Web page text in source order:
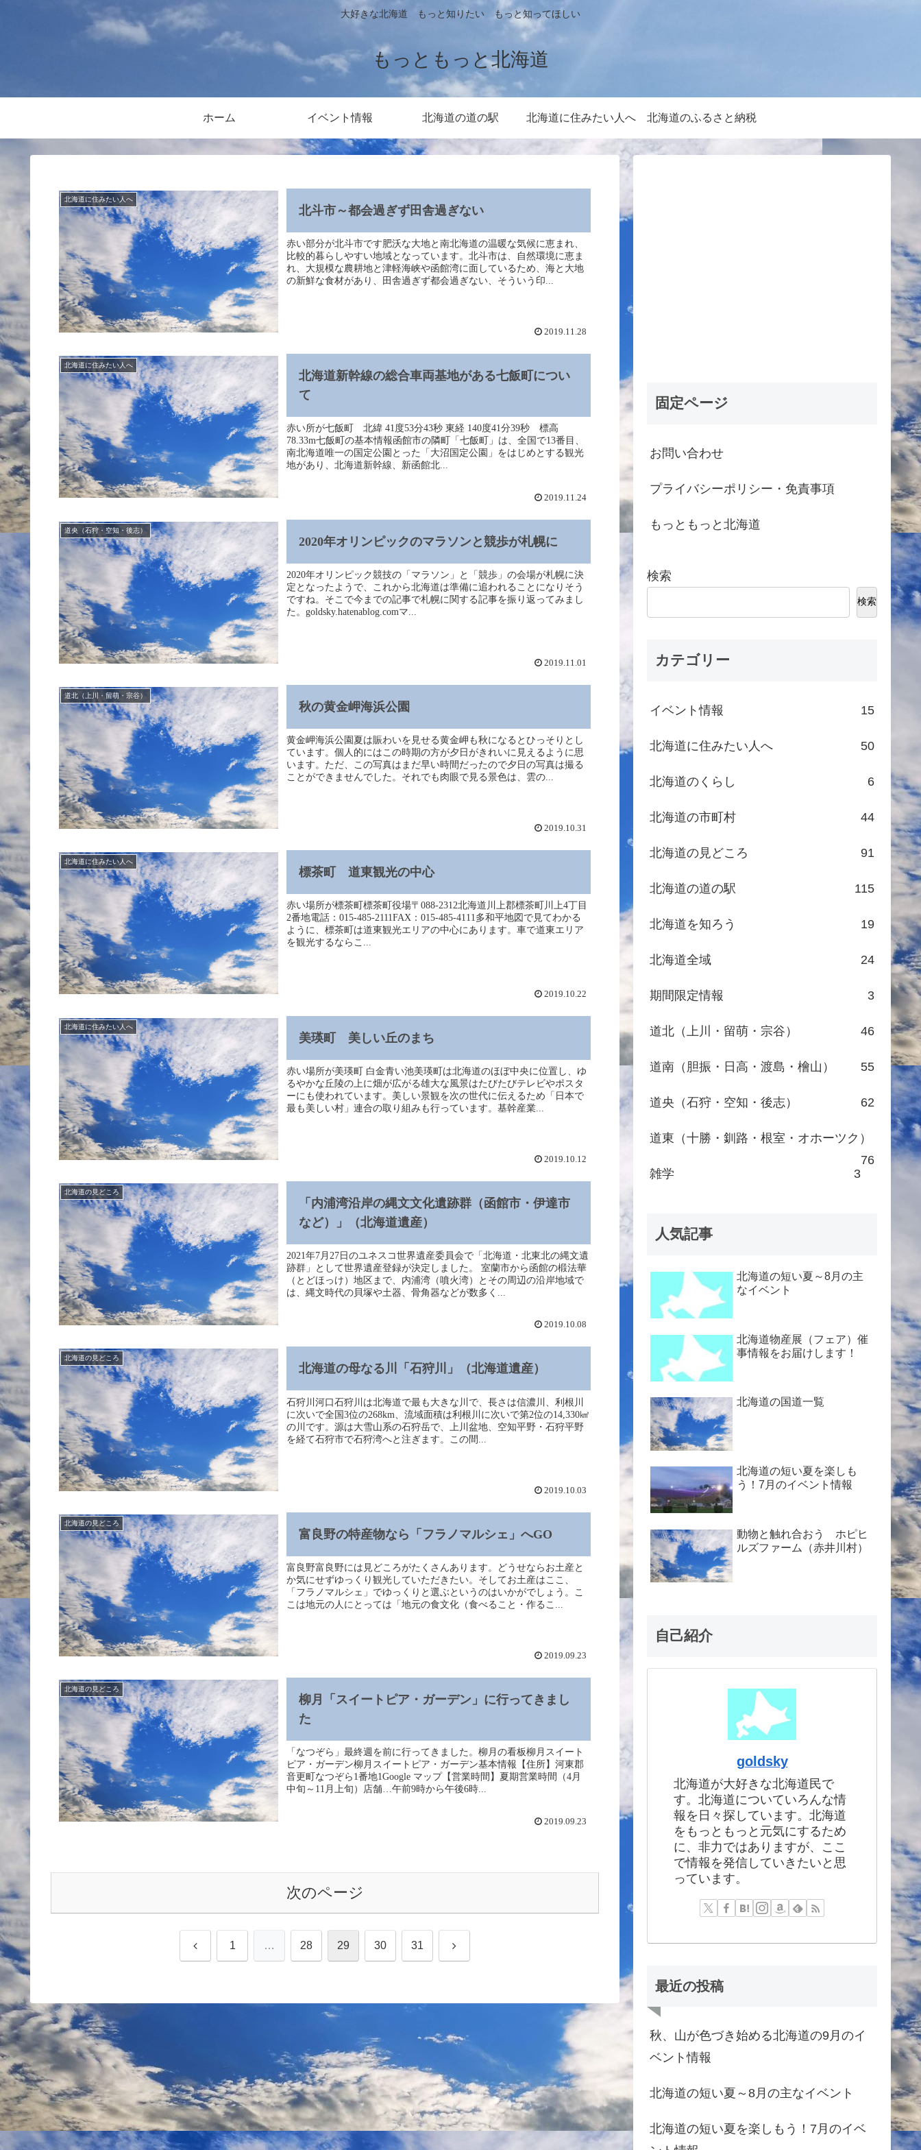
大好きな北海道 もっと知りたい もっと知ってほしい
もっともっと北海道
ホーム イベント情報 北海道の道の駅 北海道に住みたい人へ 北海道のふるさと納税
北海道に住みたい人へ
北斗市～都会過ぎず田舎過ぎない
赤い部分が北斗市です肥沃な大地と南北海道の温暖な気候に恵まれ、
比較的暮らしやすい地域となっています。北斗市は、自然環境に恵ま
れ、大規模な農耕地と津軽海峡や函館湾に面しているため、海と大地
の新鮮な食材があり、田舎過ぎず都会過ぎない、そういう印...
2019.11.28
北海道に住みたい人へ
北海道新幹線の総合車両基地がある七飯町につい
て
赤い所が七飯町 北緯 41度53分43秒 東経 140度41分39秒 標高
78.33m七飯町の基本情報函館市の隣町「七飯町」は、全国で13番目、
南北海道唯一の国定公園とった「大沼国定公園」をはじめとする観光
地があり、北海道新幹線、新函館北...
2019.11.24
道央（石狩・空知・後志）
2020年オリンピックのマラソンと競歩が札幌に
2020年オリンピック競技の「マラソン」と「競歩」の会場が札幌に決
定となったようで、これから北海道は準備に追われることになりそう
ですね。そこで今までの記事で札幌に関する記事を振り返ってみまし
た。goldsky.hatenablog.comマ...
2019.11.01
道北（上川・留萌・宗谷）
秋の黄金岬海浜公園
黄金岬海浜公園夏は賑わいを見せる黄金岬も秋になるとひっそりとし
ています。個人的にはこの時期の方が夕日がきれいに見えるように思
います。ただ、この写真はまだ早い時間だったので夕日の写真は撮る
ことができませんでした。それでも肉眼で見る景色は、雲の...
2019.10.31
北海道に住みたい人へ
標茶町 道東観光の中心
赤い場所が標茶町標茶町役場〒088-2312北海道川上郡標茶町川上4丁目
2番地電話：015-485-2111FAX：015-485-4111多和平地図で見てわかる
ように、標茶町は道東観光エリアの中心にあります。車で道東エリア
を観光するならこ...
2019.10.22
北海道に住みたい人へ
美瑛町 美しい丘のまち
赤い場所が美瑛町 白金青い池美瑛町は北海道のほぼ中央に位置し、ゆ
るやかな丘陵の上に畑が広がる雄大な風景はたびたびテレビやポスタ
ーにも使われています。美しい景観を次の世代に伝えるため「日本で
最も美しい村」連合の取り組みも行っています。基幹産業...
2019.10.12
北海道の見どころ
「内浦湾沿岸の縄文文化遺跡群（函館市・伊達市
など）」（北海道遺産）
2021年7月27日のユネスコ世界遺産委員会で「北海道・北東北の縄文遺
跡群」として世界遺産登録が決定しました。 室蘭市から函館の椴法華
（とどほっけ）地区まで、内浦湾（噴火湾）とその周辺の沿岸地域で
は、縄文時代の貝塚や土器、骨角器などが数多く...
2019.10.08
北海道の見どころ
北海道の母なる川「石狩川」（北海道遺産）
石狩川河口石狩川は北海道で最も大きな川で、長さは信濃川、利根川
に次いで全国3位の268km、流域面積は利根川に次いで第2位の14,330㎢
の川です。源は大雪山系の石狩岳で、上川盆地、空知平野・石狩平野
を経て石狩市で石狩湾へと注ぎます。この間...
2019.10.03
北海道の見どころ
富良野の特産物なら「フラノマルシェ」へGO
富良野富良野には見どころがたくさんあります。どうせならお土産と
か気にせずゆっくり観光していただきたい。そしてお土産はここ、
「フラノマルシェ」でゆっくりと選ぶというのはいかがでしょう。こ
こは地元の人にとっては「地元の食文化（食べること・作るこ...
2019.09.23
北海道の見どころ
柳月「スイートピア・ガーデン」に行ってきまし
た
「なつぞら」最終週を前に行ってきました。柳月の看板柳月スイート
ピア・ガーデン柳月スイートピア・ガーデン基本情報【住所】河東郡
音更町なつぞら1番地1Google マップ【営業時間】夏期営業時間（4月
中旬～11月上旬）店舗…午前9時から午後6時...
2019.09.23
次のページ
前 1 … 28 29 30 31 次
固定ページ
お問い合わせ
プライバシーポリシー・免責事項
もっともっと北海道
検索
検索
カテゴリー
イベント情報 15
北海道に住みたい人へ 50
北海道のくらし 6
北海道の市町村 44
北海道の見どころ 91
北海道の道の駅 115
北海道を知ろう 19
北海道全域 24
期間限定情報 3
道北（上川・留萌・宗谷） 46
道南（胆振・日高・渡島・檜山） 55
道央（石狩・空知・後志） 62
道東（十勝・釧路・根室・オホーツク）
76
雑学
3
人気記事
北海道の短い夏～8月の主
なイベント
北海道物産展（フェア）催
事情報をお届けします！
北海道の国道一覧
北海道の短い夏を楽しも
う！7月のイベント情報
動物と触れ合おう ホピヒ
ルズファーム（赤井川村）
自己紹介
goldsky
北海道が大好きな北海道民で
す。北海道についていろんな情
報を日々探しています。北海道
をもっともっと元気にするため
に、非力ではありますが、ここ
で情報を発信していきたいと思
っています。
最近の投稿
秋、山が色づき始める北海道の9月のイ
ベント情報
北海道の短い夏～8月の主なイベント
北海道の短い夏を楽しもう！7月のイベ